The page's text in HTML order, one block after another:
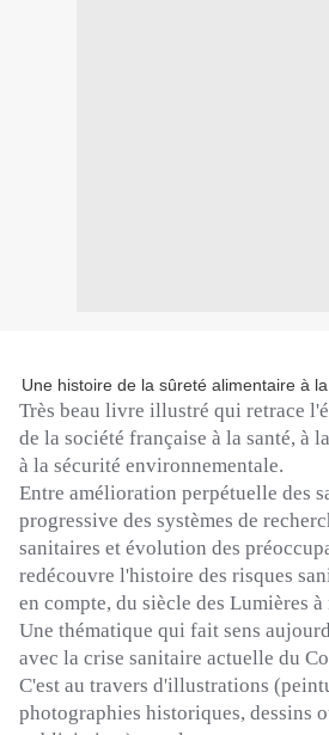
Une histoire de la sûreté alimentaire à
Très beau livre illustré qui retrace
de la société française à la santé, à
à la sécurité environnementale.
Entre amélioration perpétuelle des
progressive des systèmes de
sanitaires et évolution des
redécouvre l'histoire des risques
en compte, du siècle des Lumières à
Une thématique qui fait sens
avec la crise sanitaire actuelle du
C'est au travers d'illustrations
photographies historiques, dessins